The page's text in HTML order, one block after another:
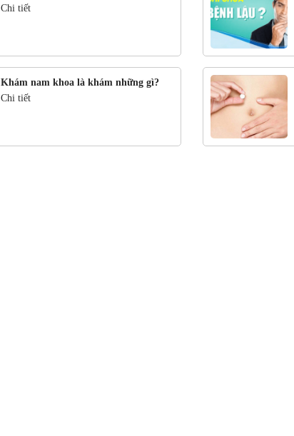
Chi tiết
Khám nam khoa là khám những gì?
Chi tiết